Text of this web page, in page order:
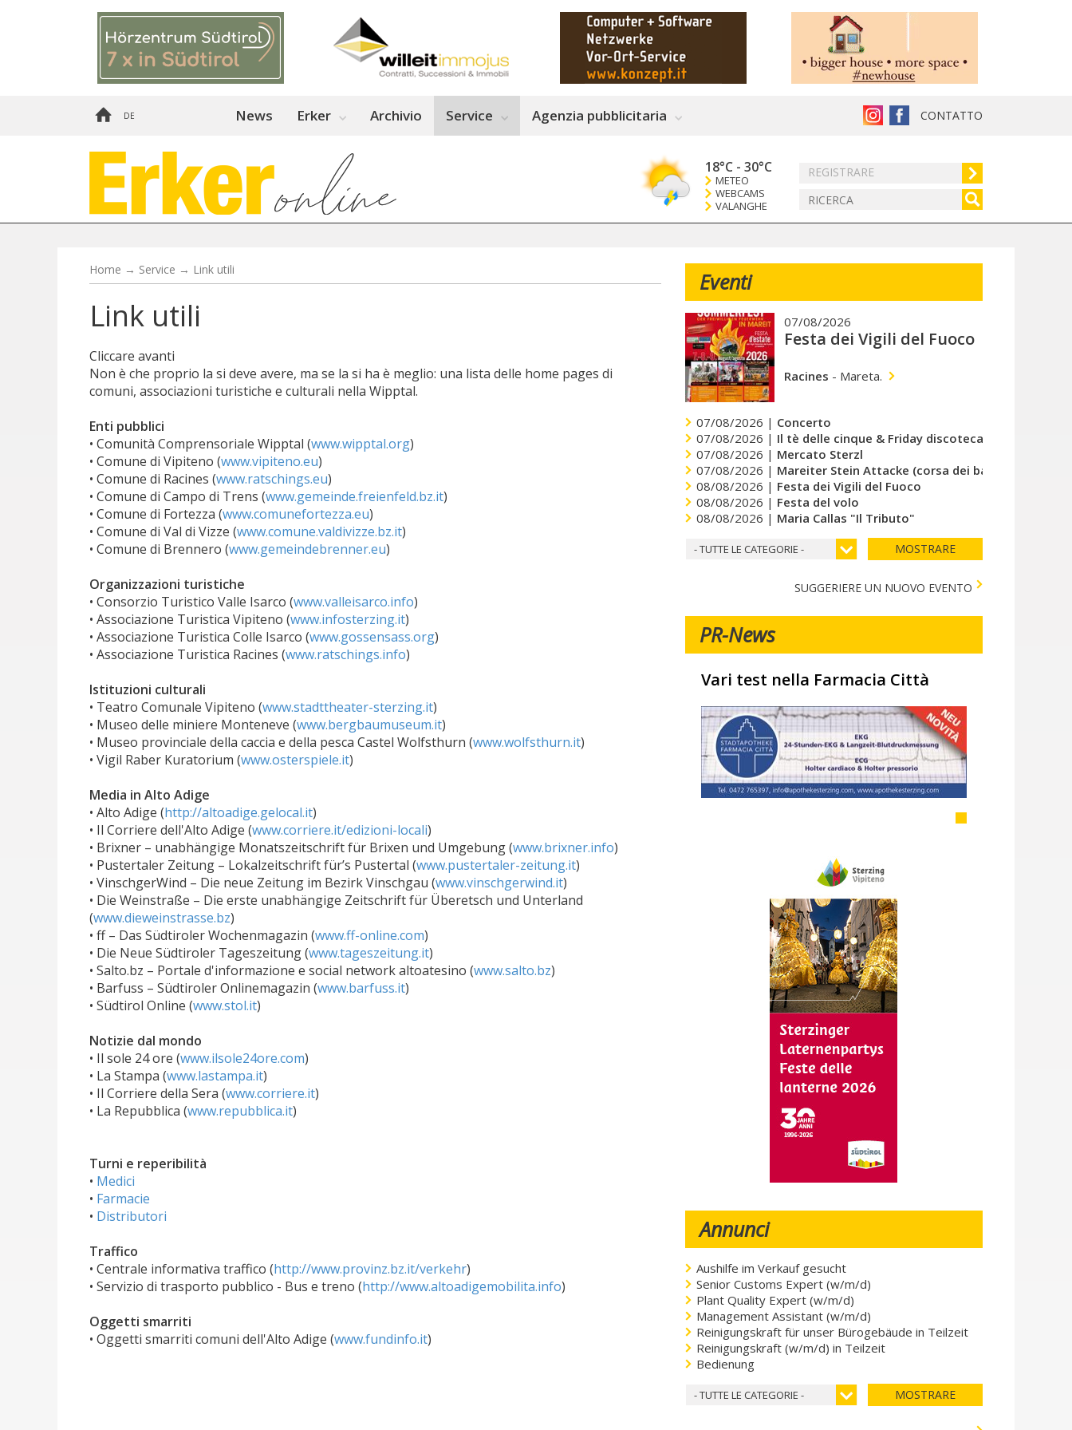
DE CONTATTO
News Erker Archivio Service Agenzia pubblicitaria
REGISTRARE
18°C - 30°C
METEO
WEBCAMS
VALANGHE
Home → Service → Link utili
Link utili
Cliccare avanti
Non è che proprio la si deve avere, ma se la si ha è meglio: una lista delle home pages di
comuni, associazioni turistiche e culturali nella Wipptal.
Enti pubblici
• Comunità Comprensoriale Wipptal (www.wipptal.org)
• Comune di Vipiteno (www.vipiteno.eu)
• Comune di Racines (www.ratschings.eu)
• Comune di Campo di Trens (www.gemeinde.freienfeld.bz.it)
• Comune di Fortezza (www.comunefortezza.eu)
• Comune di Val di Vizze (www.comune.valdivizze.bz.it)
• Comune di Brennero (www.gemeindebrenner.eu)
Organizzazioni turistiche
• Consorzio Turistico Valle Isarco (www.valleisarco.info)
• Associazione Turistica Vipiteno (www.infosterzing.it)
• Associazione Turistica Colle Isarco (www.gossensass.org)
• Associazione Turistica Racines (www.ratschings.info)
Istituzioni culturali
• Teatro Comunale Vipiteno (www.stadttheater-sterzing.it)
• Museo delle miniere Monteneve (www.bergbaumuseum.it)
• Museo provinciale della caccia e della pesca Castel Wolfsthurn (www.wolfsthurn.it)
• Vigil Raber Kuratorium (www.osterspiele.it)
Media in Alto Adige
• Alto Adige (http://altoadige.gelocal.it)
• Il Corriere dell'Alto Adige (www.corriere.it/edizioni-locali)
• Brixner – unabhängige Monatszeitschrift für Brixen und Umgebung (www.brixner.info)
• Pustertaler Zeitung – Lokalzeitschrift für’s Pustertal (www.pustertaler-zeitung.it)
• VinschgerWind – Die neue Zeitung im Bezirk Vinschgau (www.vinschgerwind.it)
• Die Weinstraße – Die erste unabhängige Zeitschrift für Überetsch und Unterland
(www.dieweinstrasse.bz)
• ff – Das Südtiroler Wochenmagazin (www.ff-online.com)
• Die Neue Südtiroler Tageszeitung (www.tageszeitung.it)
• Salto.bz – Portale d'informazione e social network altoatesino (www.salto.bz)
• Barfuss – Südtiroler Onlinemagazin (www.barfuss.it)
• Südtirol Online (www.stol.it)
Notizie dal mondo
• Il sole 24 ore (www.ilsole24ore.com)
• La Stampa (www.lastampa.it)
• Il Corriere della Sera (www.corriere.it)
• La Repubblica (www.repubblica.it)
Turni e reperibilità
• Medici
• Farmacie
• Distributori
Traffico
• Centrale informativa traffico (http://www.provinz.bz.it/verkehr)
• Servizio di trasporto pubblico - Bus e treno (http://www.altoadigemobilita.info)
Oggetti smarriti
• Oggetti smarriti comuni dell'Alto Adige (www.fundinfo.it)
Eventi
07/08/2026
Festa dei Vigili del Fuoco
Racines - Mareta.
07/08/2026 | Concerto
07/08/2026 | Il tè delle cinque & Friday discoteca del cuore
07/08/2026 | Mercato Sterzl
07/08/2026 | Mareiter Stein Attacke (corsa dei bambini)
08/08/2026 | Festa dei Vigili del Fuoco
08/08/2026 | Festa del volo
08/08/2026 | Maria Callas "Il Tributo"
- TUTTE LE CATEGORIE - MOSTRARE
SUGGERIERE UN NUOVO EVENTO
PR-News
Vari test nella Farmacia Città
Annunci
Aushilfe im Verkauf gesucht
Senior Customs Expert (w/m/d)
Plant Quality Expert (w/m/d)
Management Assistant (w/m/d)
Reinigungskraft für unser Bürogebäude in Teilzeit
Reinigungskraft (w/m/d) in Teilzeit
Bedienung
- TUTTE LE CATEGORIE - MOSTRARE